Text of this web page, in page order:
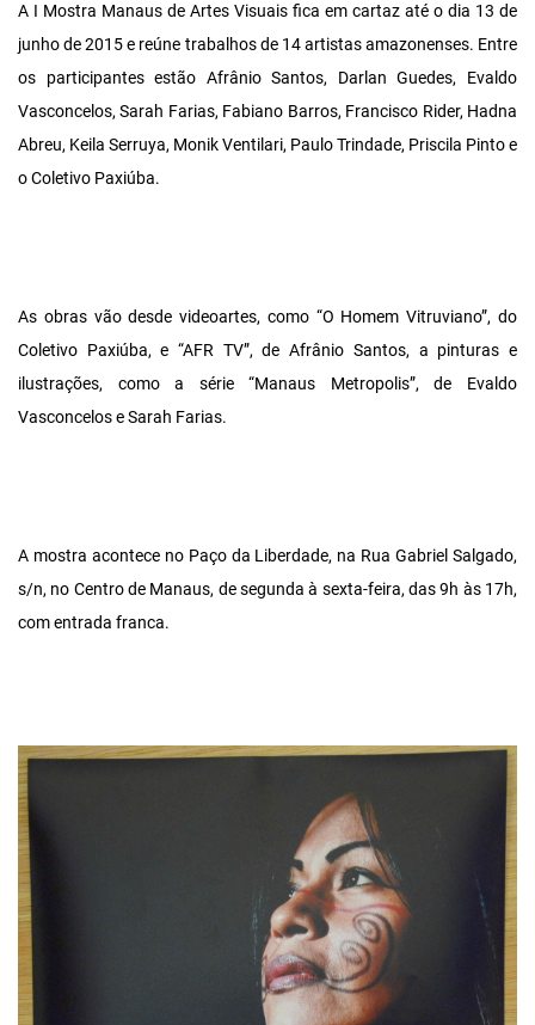
A I Mostra Manaus de Artes Visuais fica em cartaz até o dia 13 de
junho de 2015 e reúne trabalhos de 14 artistas amazonenses. Entre
os participantes estão Afrânio Santos, Darlan Guedes, Evaldo
Vasconcelos, Sarah Farias, Fabiano Barros, Francisco Rider, Hadna
Abreu, Keila Serruya, Monik Ventilari, Paulo Trindade, Priscila Pinto e
o Coletivo Paxiúba.
As obras vão desde videoartes, como “O Homem Vitruviano”, do
Coletivo Paxiúba, e “AFR TV”, de Afrânio Santos, a pinturas e
ilustrações, como a série “Manaus Metropolis”, de Evaldo
Vasconcelos e Sarah Farias.
A mostra acontece no Paço da Liberdade, na Rua Gabriel Salgado,
s/n, no Centro de Manaus, de segunda à sexta-feira, das 9h às 17h,
com entrada franca.